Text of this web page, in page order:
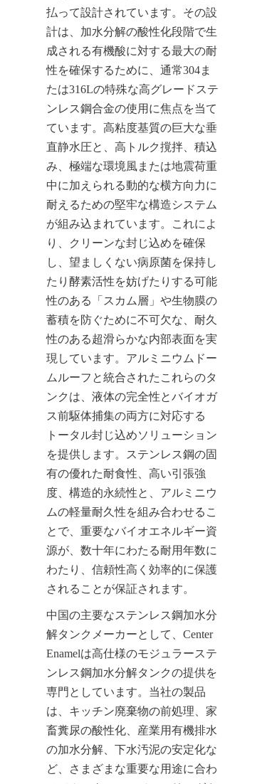
払って設計されています。その設
計は、加水分解の酸性化段階で生
成される有機酸に対する最大の耐
性を確保するために、通常304ま
たは316Lの特殊な高グレードステ
ンレス鋼合金の使用に焦点を当て
ています。高粘度基質の巨大な垂
直静水圧と、高トルク撹拌、積込
み、極端な環境風または地震荷重
中に加えられる動的な横方向力に
耐えるための堅牢な構造システム
が組み込まれています。これによ
り、クリーンな封じ込めを確保
し、望ましくない病原菌を保持し
たり酵素活性を妨げたりする可能
性のある「スカム層」や生物膜の
蓄積を防ぐために不可欠な、耐久
性のある超滑らかな内部表面を実
現しています。アルミニウムドー
ムルーフと統合されたこれらのタ
ンクは、液体の完全性とバイオガ
ス前駆体捕集の両方に対応する
トータル封じ込めソリューション
を提供します。ステンレス鋼の固
有の優れた耐食性、高い引張強
度、構造的永続性と、アルミニウ
ムの軽量耐久性を組み合わせるこ
とで、重要なバイオエネルギー資
源が、数十年にわたる耐用年数に
わたり、信頼性高く効率的に保護
されることが保証されます。
中国の主要なステンレス鋼加水分
解タンクメーカーとして、Center
Enamelは高仕様のモジュラーステ
ンレス鋼加水分解タンクの提供を
専門としています。当社の製品
は、キッチン廃棄物の前処理、家
畜糞尿の酸性化、産業用有機排水
の加水分解、下水汚泥の安定化な
ど、さまざまな重要な用途に合わ